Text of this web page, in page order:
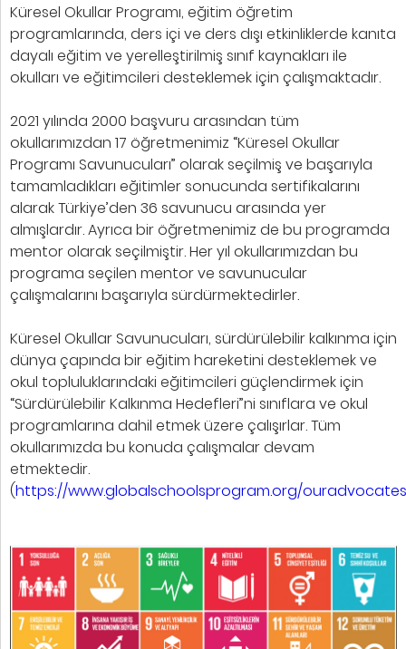
Küresel Okullar Programı, eğitim öğretim
programlarında, ders içi ve ders dışı etkinliklerde kanıta
dayalı eğitim ve yerelleştirilmiş sınıf kaynakları ile
okulları ve eğitimcileri desteklemek için çalışmaktadır.
2021 yılında 2000 başvuru arasından tüm
okullarımızdan 17 öğretmenimiz “Küresel Okullar
Programı Savunucuları” olarak seçilmiş ve başarıyla
tamamladıkları eğitimler sonucunda sertifikalarını
alarak Türkiye’den 36 savunucu arasında yer
almışlardır. Ayrıca bir öğretmenimiz de bu programda
mentor olarak seçilmiştir. Her yıl okullarımızdan bu
programa seçilen mentor ve savunucular
çalışmalarını başarıyla sürdürmektedirler.
Küresel Okullar Savunucuları, sürdürülebilir kalkınma için
dünya çapında bir eğitim hareketini desteklemek ve
okul topluluklarındaki eğitimcileri güçlendirmek için
“Sürdürülebilir Kalkınma Hedefleri”ni sınıflara ve okul
programlarına dahil etmek üzere çalışırlar. Tüm
okullarımızda bu konuda çalışmalar devam
etmektedir.
(https://www.globalschoolsprogram.org/ouradvocates